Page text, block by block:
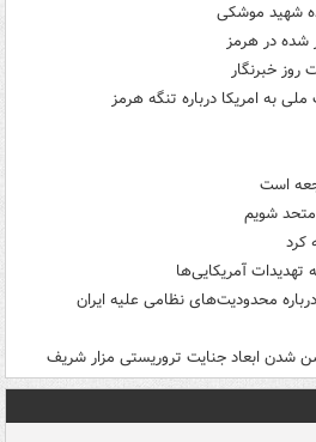
شهید موشکی
شده در هرمز
روز خبرنگار
به امریکا درباره تنگه هرمز
است
متحد شویم
کرد
تهدیدات آمریکایی‌ها
محدودیت‌های نظامی علیه ایران
شدن ابعاد جنایت تروریستی مزار شریف